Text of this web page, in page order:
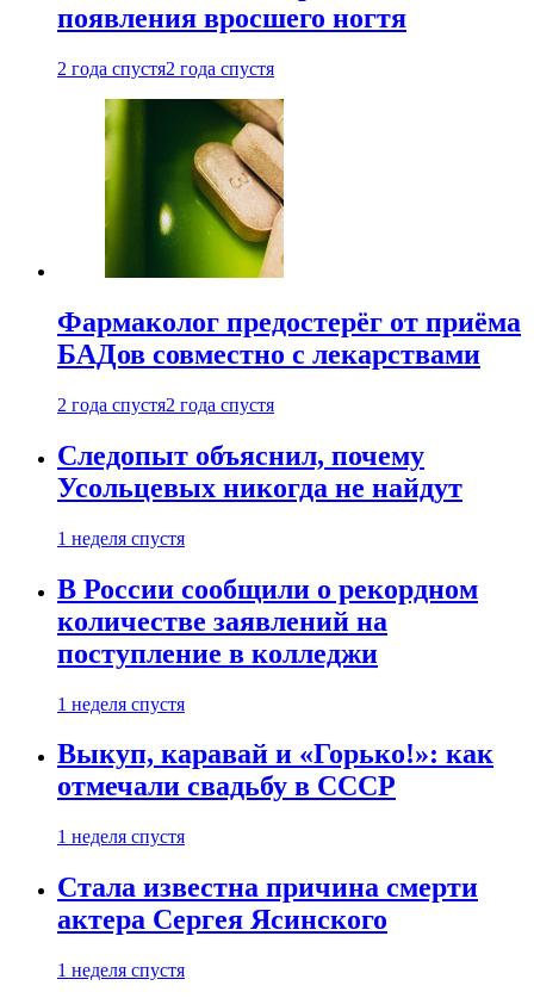
появления вросшего ногтя
2 года спустя2 года спустя
Фармаколог предостерёг от приёма
БАДов совместно с лекарствами
2 года спустя2 года спустя
Следопыт объяснил, почему
Усольцевых никогда не найдут
1 неделя спустя
В России сообщили о рекордном
количестве заявлений на
поступление в колледжи
1 неделя спустя
Выкуп, каравай и «Горько!»: как
отмечали свадьбу в СССР
1 неделя спустя
Стала известна причина смерти
актера Сергея Ясинского
1 неделя спустя